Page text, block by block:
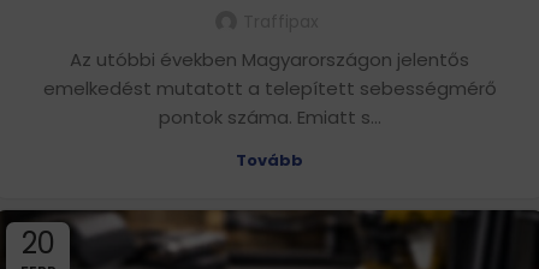
Az utóbbi években Magyarországon jelentős
emelkedést mutatott a telepített sebességmérő
pontok száma. Emiatt s...
Tovább
20